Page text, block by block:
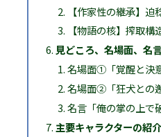
【作家性の継承】迫
【物語の核】搾取構
見どころ、名場面、名
名場面①「覚醒と決意
名場面②「狂犬との
名言「俺の掌の上で
主要キャラクターの紹